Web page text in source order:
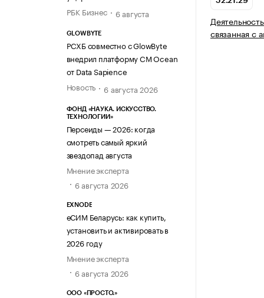
РБК Бизнес
6 августа
GLOWBYTE
РСХБ совместно с GlowByte
внедрил платформу CM Ocean
от Data Sapience
Новость
6 августа 2026
ФОНД «НАУКА. ИСКУССТВО.
ТЕХНОЛОГИИ»
Персеиды — 2026: когда
смотреть самый яркий
звездопад августа
Мнение эксперта
6 августа 2026
EXNODE
еСИМ Беларусь: как купить,
установить и активировать в
2026 году
Мнение эксперта
6 августа 2026
ООО «ПРОСТО.»
связанная с